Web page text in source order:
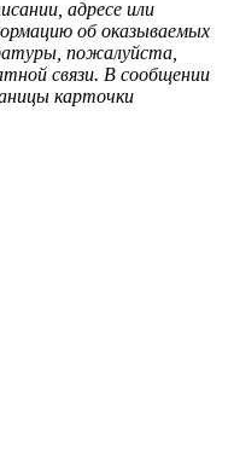
адресе или
об оказываемых
пожалуйста,
связи. В сообщении
карточки